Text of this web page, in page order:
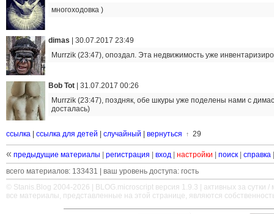
многоходовка )
dimas
30.07.2017 23:49
Murrzik (23:47), опоздал. Эта недвижимость уже
Bob Tot
31.07.2017 00:26
Murrzik (23:47), поздняк, обе шкуры уже поделены нами с
досталась)
ссылка ссылка для детей случайный вернуться ↑ 29
« предыдущие материалы регистрация вход настройки поиск справка
всего материалов: 133431 | ваш уровень доступа: гость
© Stanis.Blog 2004-2026 |
BLOG.microscript версия 1.9.3 | активных за сутки /
все материалы, представленные на этой странице, являются
—————————————————————